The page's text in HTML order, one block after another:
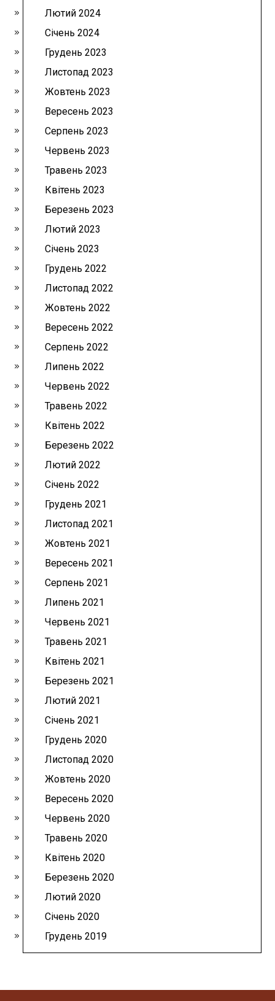
Лютий 2024
Січень 2024
Грудень 2023
Листопад 2023
Жовтень 2023
Вересень 2023
Серпень 2023
Червень 2023
Травень 2023
Квітень 2023
Березень 2023
Лютий 2023
Січень 2023
Грудень 2022
Листопад 2022
Жовтень 2022
Вересень 2022
Серпень 2022
Липень 2022
Червень 2022
Травень 2022
Квітень 2022
Березень 2022
Лютий 2022
Січень 2022
Грудень 2021
Листопад 2021
Жовтень 2021
Вересень 2021
Серпень 2021
Липень 2021
Червень 2021
Травень 2021
Квітень 2021
Березень 2021
Лютий 2021
Січень 2021
Грудень 2020
Листопад 2020
Жовтень 2020
Вересень 2020
Червень 2020
Травень 2020
Квітень 2020
Березень 2020
Лютий 2020
Січень 2020
Грудень 2019